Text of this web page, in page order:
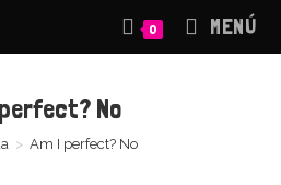
0 MENÚ
No
> Am I perfect? No